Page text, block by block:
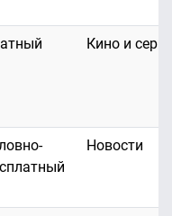
Кино и
Новости